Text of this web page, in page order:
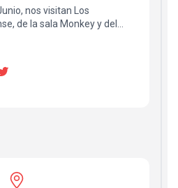
nos visitan Los
de la sala Monkey y del
a la hora del vermú.